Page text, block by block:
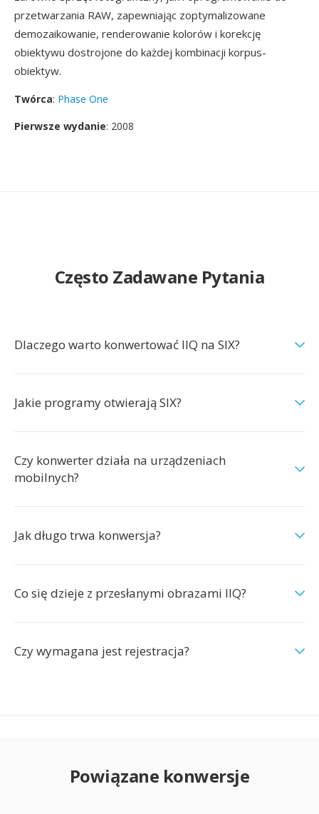
przetwarzania RAW, zapewniając zoptymalizowane
demozaikowanie, renderowanie kolorów i korekcję
obiektywu dostrojone do każdej kombinacji korpus-
obiektyw.
Twórca: Phase One
Pierwsze wydanie: 2008
Często Zadawane Pytania
Dlaczego warto konwertować IIQ na SIX?
Jakie programy otwierają SIX?
Czy konwerter działa na urządzeniach
mobilnych?
Jak długo trwa konwersja?
Co się dzieje z przesłanymi obrazami IIQ?
Czy wymagana jest rejestracja?
Powiązane konwersje